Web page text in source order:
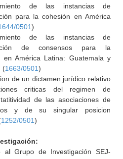
de las instancias de
para la cohesión en América
0501)
de las instancias de
de consensos para la
en América Latina: Guatemala y
(1663/0501)
de un dictamen jurídico relativo
criticas del regimen de
de las asociaciones de
y de su singular posicion
1252/0501)
al Grupo de Investigación SEJ-